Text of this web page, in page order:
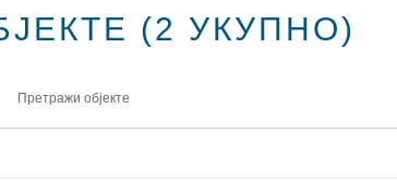
(2 УКУПНО)
Претражи објекте